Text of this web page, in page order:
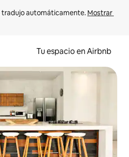
tradujo automáticamente. Mostrar
Tu espacio en Airbnb